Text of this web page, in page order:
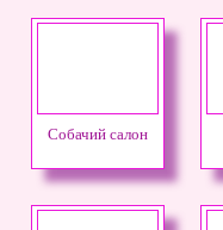
Собачий салон